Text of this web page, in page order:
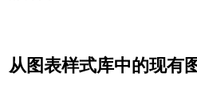
从图表样式库中的现有